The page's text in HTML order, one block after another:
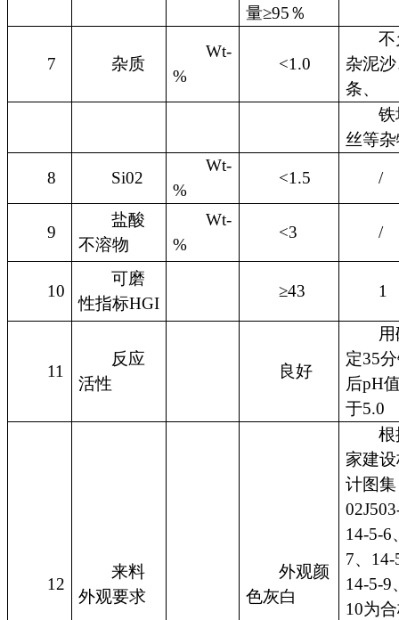
量≥95％
7 杂质
Wt-
%
<1.0
不
杂泥
条、
铁
丝等
8 Si02
Wt-
%
<1.5 /
9
盐酸
不溶物
Wt-
%
<3 /
10
可磨
性指标HGI
≥43 1
11
反应
活性
良好
定35
后pH
于5.0
12
来料
外观要求
外观颜
色灰白
根
家建
计图集
14-5-6
7、14-
14-5-9
10为